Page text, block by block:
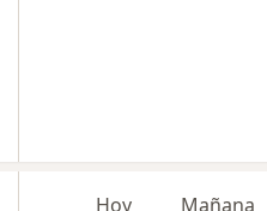
Hoy Mañana